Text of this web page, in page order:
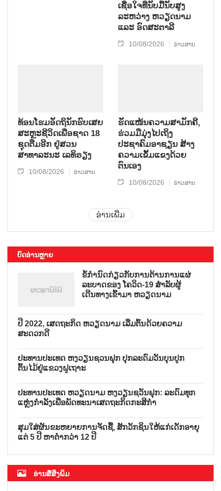
ເຊື່ອໃຈທີ່ນັບມື້ນັບສູງ
ລະຫວ່າງ ຫວຽດນາມ
ແລະ ອົດສະຕາລີ
10/08/2026 ຂ່າວສານ
ທ້ອນໂຮມອັດຖິນັກຮົບເສຍ
ສະຫຼະຊີວິດເພື່ອຊາດ 18
ຊຸດຕື່ມອີກ ຢູ່ສວນ
ສາທາລະນະ ເລທິຣຽງ
10/08/2026 ຂ່າວສານ
ຮັດແໜ້ນຄວາມສາມັກຄີ,
ຮ່ວມມືມຸ່ງໄປເຖິງ
ປະຊາຄົມອາຊຽນ ສ້າງ
ຄວາມເຂັ້ມແຂງດ້ວຍ
ຕົນເອງ
10/08/2026 ຂ່າວສານ
ອ່ານເພີ່ມ
ບົດອ່ານຫຼາຍ
ຂໍ້ກຳນົດກ່ຽວກັບການຕ້ານການແຜ່
ລະບາດຂອງ ໂຄວິດ-19 ສຳລັບຜູ້
ເດີນທາງເຂົ້າມາ ຫວຽດນາມ
ປີ 2022, ເສດຖະກິດ ຫວຽດນາມ ເລີ່ມຕົ້ນດ້ວຍຄວາມ
ສະດວກດີ
ປະທານປະເທດ ຫງວຽນຊວນຟຸກ ປຸກລະດົມວັນບຸນປູກ
ຕົ້ນໄມ້ຢູ່ແຂວງຝູເຖາະ
ປະທານປະເທດ ຫວຽດນາມ ຫງວຽນຊວັນຟຸກ: ລະດົມທຸກ
ແຫຼ່ງກຳລັງເພື່ອພັດທະນາເສດຖະກິດກະສິກຳ
ສຸມໃສ່ຜັນຂະຫຍາຍການຈັດຊື້, ສັກວັກຊິນໃຫ້ແກ່ເດັກອາຍຸ
ແຕ່ 5 ປີ ຫາຕ່ຳກວ່າ 12 ປີ
ອ່ານສື່ສິ່ງພິມ